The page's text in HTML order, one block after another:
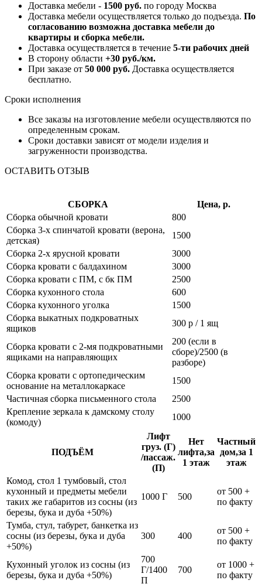
Доставка мебели - 1500 руб. по городу Москва
Доставка мебели осуществляется только до подъезда. По
согласованию возможна доставка мебели до
квартиры и сборка мебели.
Доставка осуществляется в течение 5-ти рабочих дней
В сторону области +30 руб./км.
При заказе от 50 000 руб. Доставка осуществляется
бесплатно.
Сроки исполнения
Все заказы на изготовление мебели осуществляются по
определенным срокам.
Сроки доставки зависят от модели изделия и
загруженности производства.
ОСТАВИТЬ ОТЗЫВ
СБОРКА
Цена, р.
Сборка обычной кровати
800
Сборка 3-х спинчатой кровати (верона,
детская)
1500
Сборка 2-х ярусной кровати
3000
Сборка кровати с балдахином
3000
Сборка кровати с ПМ, с бк ПМ
2500
Сборка кухонного стола
600
Сборка кухонного уголка
1500
Сборка выкатных подкроватных
ящиков
300 р / 1 ящ
Сборка кровати с 2-мя подкроватными
ящиками на направляющих
200 (если в
сборе)/2500 (в
разборе)
Сборка кровати с ортопедическим
основание на металлокаркасе
1500
Частичная сборка письменного стола
2500
Крепление зеркала к дамскому столу
(комоду)
1000
ПОДЪЁМ
Лифт
груз. (Г)
/пассаж.
(П)
Нет
лифта,за
1 этаж
Частный
дом,за 1
этаж
Комод, стол 1 тумбовый, стол
кухонный и предметы мебели
таких же габаритов из сосны (из
березы, бука и дуба +50%)
1000 Г 500
от 500 +
по факту
Тумба, стул, табурет, банкетка из
сосны (из березы, бука и дуба
+50%)
300 400
от 500 +
по факту
Кухонный уголок из сосны (из
березы, бука и дуба +50%)
700
Г/1400
П
700
от 1000 +
по факту